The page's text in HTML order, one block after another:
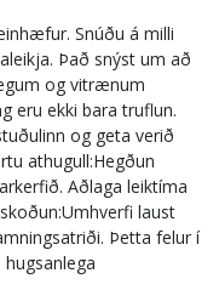
Snúðu á milli
Það snýst um að
og vitrænum
eru ekki bara truflun.
og geta verið
athugull:Hegðun
Aðlaga leiktíma
laust
Þetta felur í